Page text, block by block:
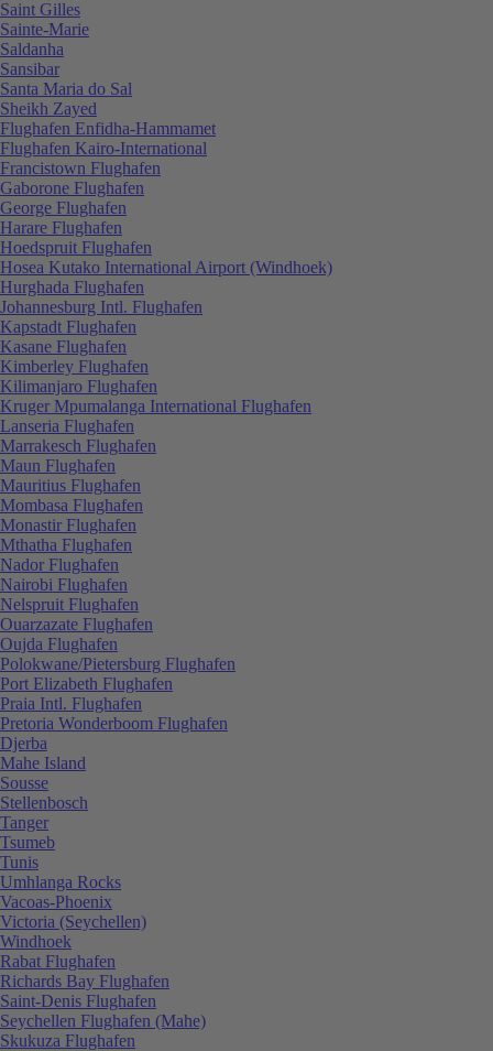
Saint Gilles
Sainte-Marie
Saldanha
Sansibar
Santa Maria do Sal
Sheikh Zayed
Flughafen Enfidha-Hammamet
Flughafen Kairo-International
Francistown Flughafen
Gaborone Flughafen
George Flughafen
Harare Flughafen
Hoedspruit Flughafen
Hosea Kutako International Airport (Windhoek)
Hurghada Flughafen
Johannesburg Intl. Flughafen
Kapstadt Flughafen
Kasane Flughafen
Kimberley Flughafen
Kilimanjaro Flughafen
Kruger Mpumalanga International Flughafen
Lanseria Flughafen
Marrakesch Flughafen
Maun Flughafen
Mauritius Flughafen
Mombasa Flughafen
Monastir Flughafen
Mthatha Flughafen
Nador Flughafen
Nairobi Flughafen
Nelspruit Flughafen
Ouarzazate Flughafen
Oujda Flughafen
Polokwane/Pietersburg Flughafen
Port Elizabeth Flughafen
Praia Intl. Flughafen
Pretoria Wonderboom Flughafen
Djerba
Mahe Island
Sousse
Stellenbosch
Tanger
Tsumeb
Tunis
Umhlanga Rocks
Vacoas-Phoenix
Victoria (Seychellen)
Windhoek
Rabat Flughafen
Richards Bay Flughafen
Saint-Denis Flughafen
Seychellen Flughafen (Mahe)
Skukuza Flughafen